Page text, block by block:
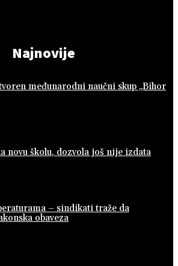
Najnovije
međunarodni naučni skup „Bihor
novu školu, dozvola još nije izdata
– sindikati traže da
obaveza